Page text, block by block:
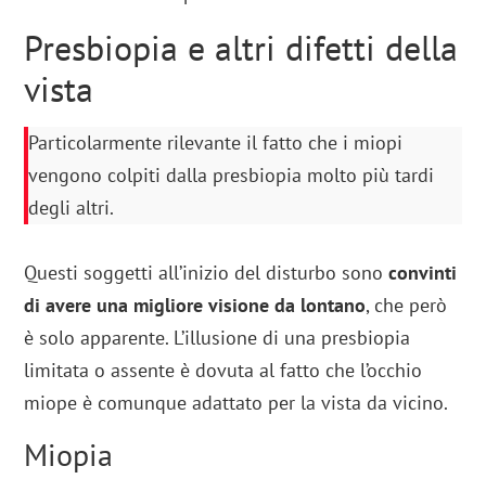
Presbiopia e altri difetti della
vista
Particolarmente rilevante il fatto che i miopi
vengono colpiti dalla presbiopia molto più tardi
degli altri.
Questi soggetti all’inizio del disturbo sono convinti
di avere una migliore visione da lontano, che però
è solo apparente. L’illusione di una presbiopia
limitata o assente è dovuta al fatto che l’occhio
miope è comunque adattato per la vista da vicino.
Miopia